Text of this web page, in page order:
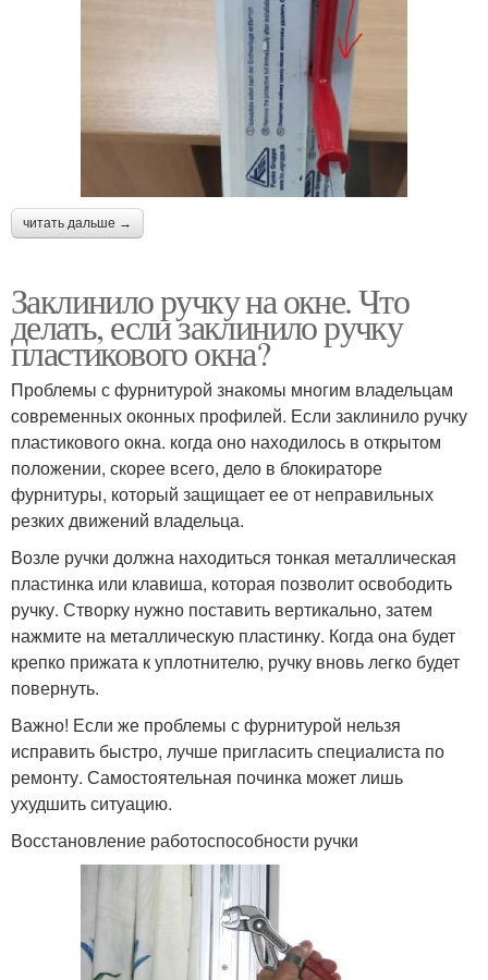
читать дальше →
Заклинило ручку на окне. Что
делать, если заклинило ручку
пластикового окна?
Проблемы с фурнитурой знакомы многим владельцам
современных оконных профилей. Если заклинило ручку
пластикового окна. когда оно находилось в открытом
положении, скорее всего, дело в блокираторе
фурнитуры, который защищает ее от неправильных
резких движений владельца.
Возле ручки должна находиться тонкая металлическая
пластинка или клавиша, которая позволит освободить
ручку. Створку нужно поставить вертикально, затем
нажмите на металлическую пластинку. Когда она будет
крепко прижата к уплотнителю, ручку вновь легко будет
повернуть.
Важно! Если же проблемы с фурнитурой нельзя
исправить быстро, лучше пригласить специалиста по
ремонту. Самостоятельная починка может лишь
ухудшить ситуацию.
Восстановление работоспособности ручки